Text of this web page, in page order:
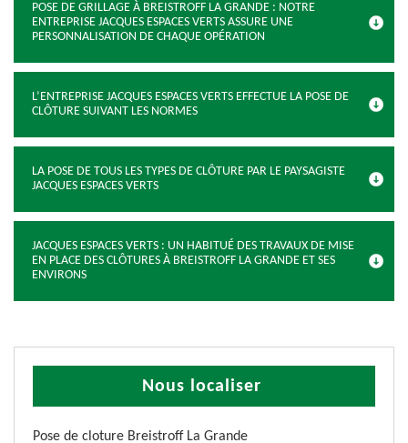
POSE DE GRILLAGE À BREISTROFF LA GRANDE : NOTRE
ENTREPRISE JACQUES ESPACES VERTS ASSURE UNE
PERSONNALISATION DE CHAQUE OPÉRATION
L’ENTREPRISE JACQUES ESPACES VERTS EFFECTUE LA POSE DE
CLÔTURE SUIVANT LES NORMES
LA POSE DE TOUS LES TYPES DE CLÔTURE PAR LE PAYSAGISTE
JACQUES ESPACES VERTS
JACQUES ESPACES VERTS : UN HABITUÉ DES TRAVAUX DE MISE
EN PLACE DES CLÔTURES À BREISTROFF LA GRANDE ET SES
ENVIRONS
Nous localiser
Pose de cloture Breistroff La Grande